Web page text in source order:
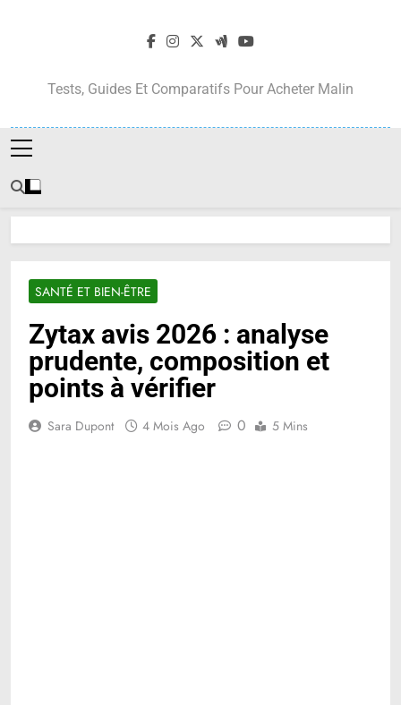
Tests, Guides Et Comparatifs Pour Acheter Malin
SANTÉ ET BIEN-ÊTRE
Zytax avis 2026 : analyse
prudente, composition et
points à vérifier
Sara Dupont 4 Mois Ago 0 5 Mins